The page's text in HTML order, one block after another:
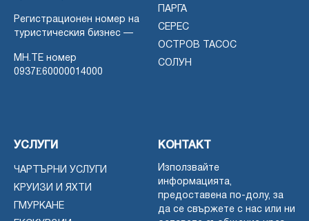
Регистрационен номер на
туристическия бизнес —
MH.TE номер
0937Ε60000014000
ПАРГА
СЕРЕС
ОСТРОВ ТАСОС
СОЛУН
УСЛУГИ
ЧАРТЪРНИ УСЛУГИ
КРУИЗИ И ЯХТИ
ГМУРКАНЕ
КОНТАКТ
Използвайте
информацията,
предоставена по-долу, за
да се свържете с нас или ни